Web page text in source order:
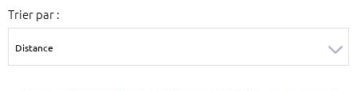
Trier par :